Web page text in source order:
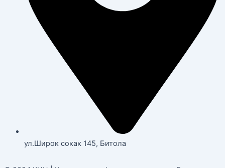
ул.Широк сокак 145, Битола